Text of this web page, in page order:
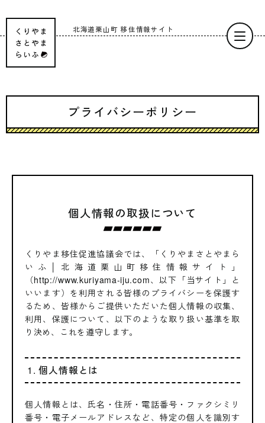
北海道栗山町移住情報サイト
プライバシーポリシー
個人情報の取扱について
くりやま移住促進協議会では、「くりやまさとやまら
いふ│北海道栗山町移住情報サイト」
（http://www.kuriyama-iju.com、以下「当サイト」と
いいます）を利用される皆様のプライバシーを保護す
るため、皆様からご提供いただいた個人情報の収集、
利用、保護について、以下のような取り扱い基準を取
り決め、これを遵守します。
1. 個人情報とは
個人情報とは、氏名・住所・電話番号・ファクシミリ
番号・電子メールアドレスなど、特定の個人を識別す